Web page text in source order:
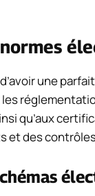
une
qu’aux
des